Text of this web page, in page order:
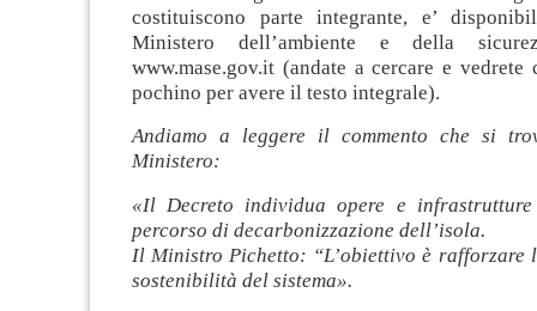
costituiscono parte integrante, e’
Ministero dell’ambiente e della
www.mase.gov.it (andate a cercare e
pochino per avere il testo integrale).
Andiamo a leggere il commento che si
Ministero:
«Il Decreto individua opere e
percorso di decarbonizzazione dell’isola.
Il Ministro Pichetto: “L’obiettivo è rafforzare
sostenibilità del sistema».